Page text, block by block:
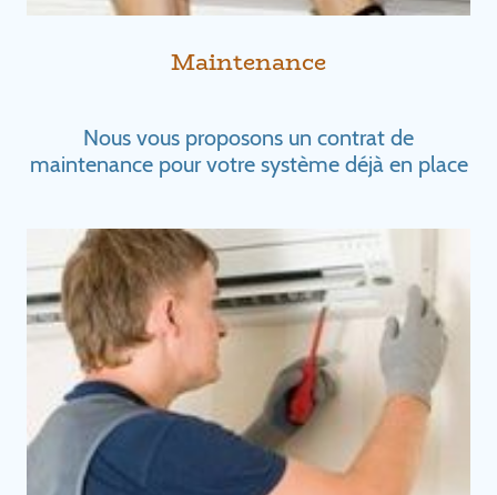
Maintenance
Nous vous proposons un contrat de
maintenance pour votre système déjà en place